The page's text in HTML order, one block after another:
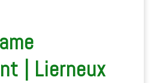
| Lierneux